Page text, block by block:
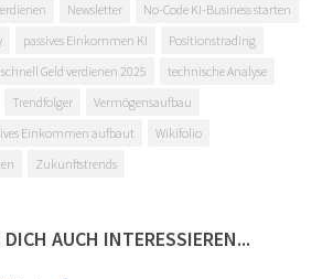
Newsletter
No-Code KI-Business starten
passives Einkommen KI
Positionstrading
schnell Geld verdienen 2025
technische Analyse
Trendfolger
Vermögensaufbau
Einkommen aufbaut
Wikifolio
Zukunftstrends
AUCH INTERESSIEREN...